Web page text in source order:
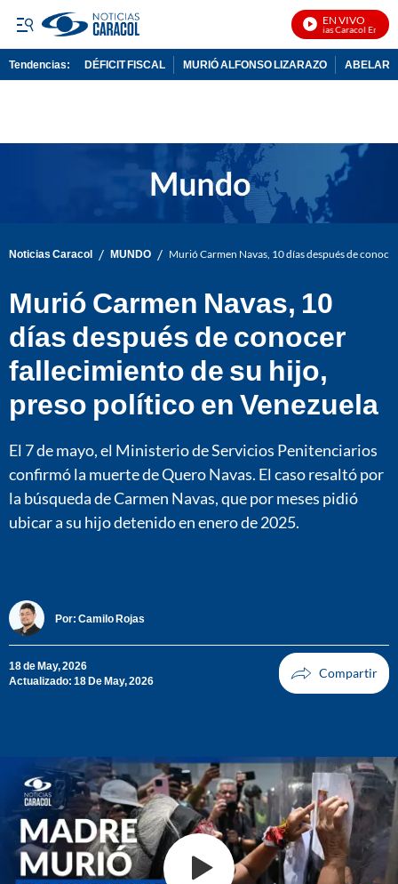
EN VIVO
Noticias Caracol En Vivo
Tendencias: DÉFICIT FISCAL MURIÓ ALFONSO LIZARAZO
Noticias Caracol / MUNDO / Murió Carmen Navas, 10 días después de
Murió Carmen Navas, 10
días después de conocer
fallecimiento de su hijo,
preso político en Venezuela
El 7 de mayo, el Ministerio de Servicios Penitenciarios
confirmó la muerte de Quero Navas. El caso resaltó por
la búsqueda de Carmen Navas, que por meses pidió
ubicar a su hijo detenido en enero de 2025.
Por: Camilo Rojas
18 de May, 2026
Actualizado: 18 De May, 2026